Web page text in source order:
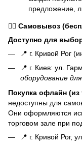
предложение,
🏃‍♂️ Самовывоз
Доступно для
📍 г. Кривой Рог
📍 г. Киев: ул.
оборудование
Покупка офлайн (из
недоступны для
Они оформляются
торговом зале при
📍 г. Кривой Рог,